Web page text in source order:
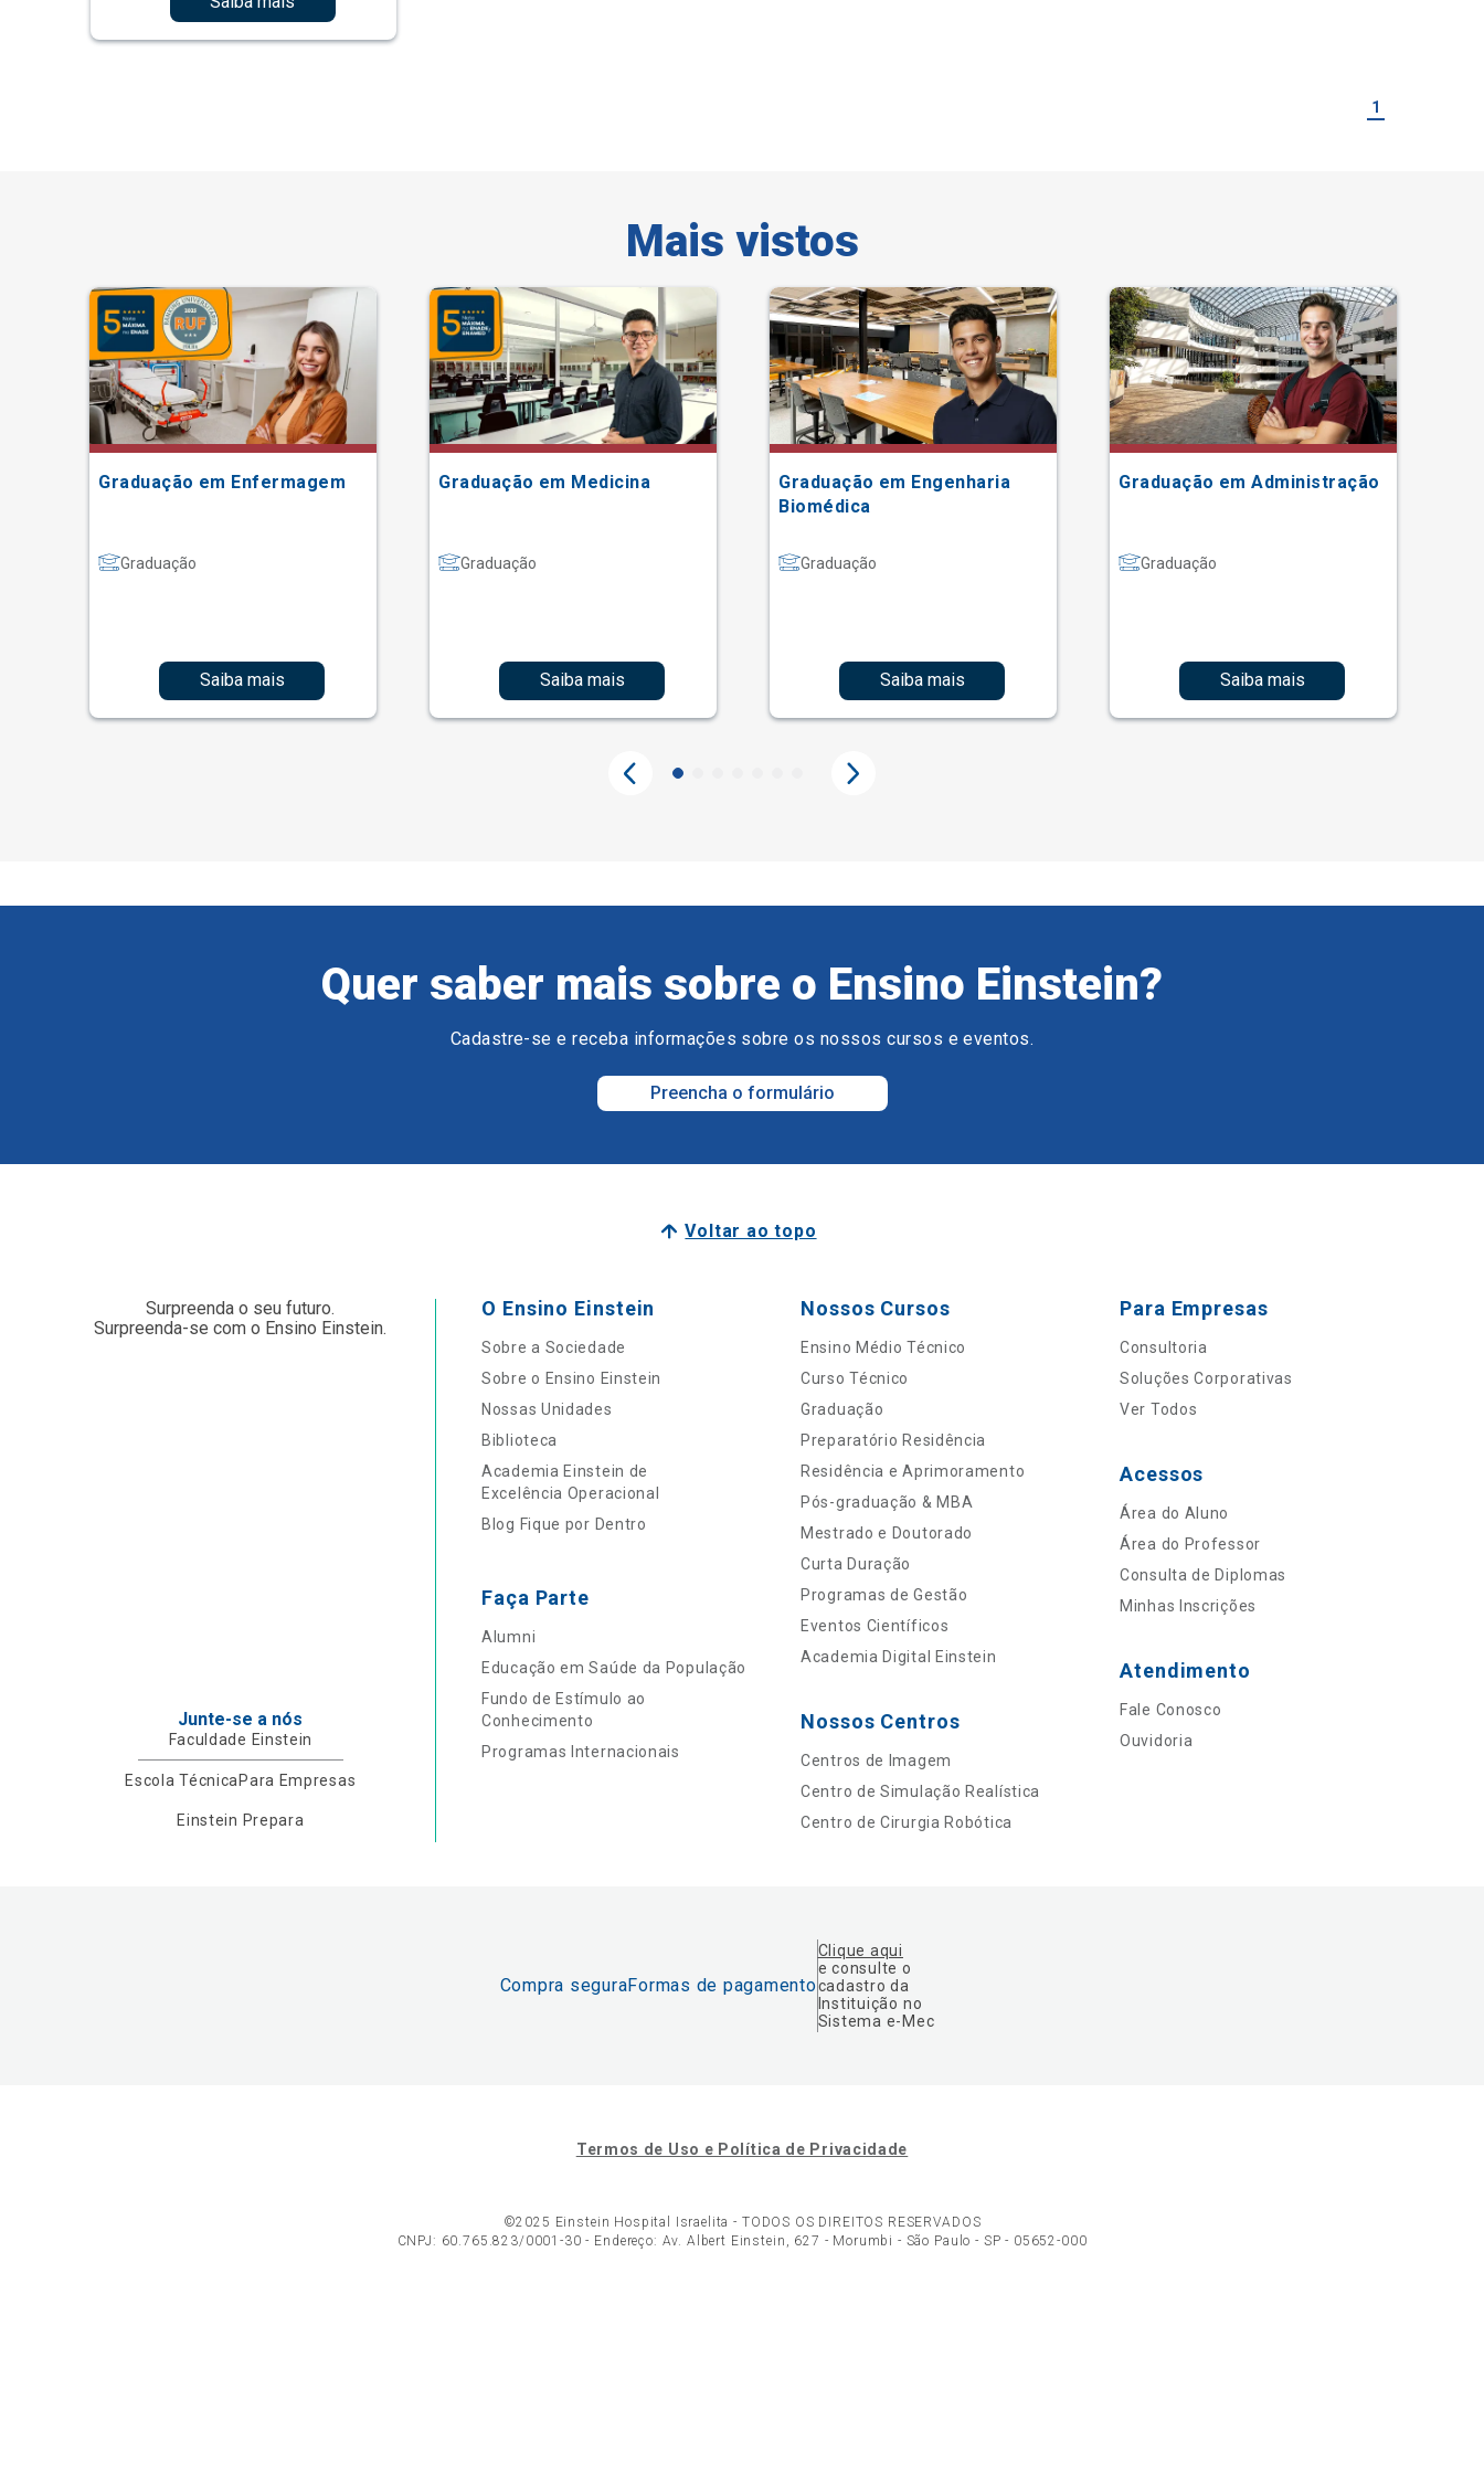
1
Mais vistos
Graduação em Enfermagem
Graduação
Saiba mais
Graduação em Medicina
Graduação
Saiba mais
Graduação em Engenharia
Biomédica
Graduação
Saiba mais
Graduação em Administração
Graduação
Saiba mais
Quer saber mais sobre o Ensino Einstein?
Cadastre-se e receba informações sobre os nossos cursos e eventos.
Preencha o formulário
Voltar ao topo
Surpreenda o seu futuro.
Surpreenda-se com o Ensino Einstein.
Junte-se a nós
Faculdade Einstein
Escola Técnica Para Empresas
Einstein Prepara
O Ensino Einstein
Sobre a Sociedade
Sobre o Ensino Einstein
Nossas Unidades
Biblioteca
Academia Einstein de
Excelência Operacional
Blog Fique por Dentro
Faça Parte
Alumni
Educação em Saúde da População
Fundo de Estímulo ao
Conhecimento
Programas Internacionais
Nossos Cursos
Ensino Médio Técnico
Curso Técnico
Graduação
Preparatório Residência
Residência e Aprimoramento
Pós-graduação & MBA
Mestrado e Doutorado
Curta Duração
Programas de Gestão
Eventos Científicos
Academia Digital Einstein
Nossos Centros
Centros de Imagem
Centro de Simulação Realística
Centro de Cirurgia Robótica
Para Empresas
Consultoria
Soluções Corporativas
Ver Todos
Acessos
Área do Aluno
Área do Professor
Consulta de Diplomas
Minhas Inscrições
Atendimento
Fale Conosco
Ouvidoria
Compra seguraFormas de pagamento
Clique aqui
e consulte o
cadastro da
Instituição no
Sistema e-Mec
Termos de Uso e Política de Privacidade
©2025 Einstein Hospital Israelita - TODOS OS DIREITOS RESERVADOS
CNPJ: 60.765.823/0001-30 - Endereço: Av. Albert Einstein, 627 - Morumbi - São Paulo - SP - 05652-000